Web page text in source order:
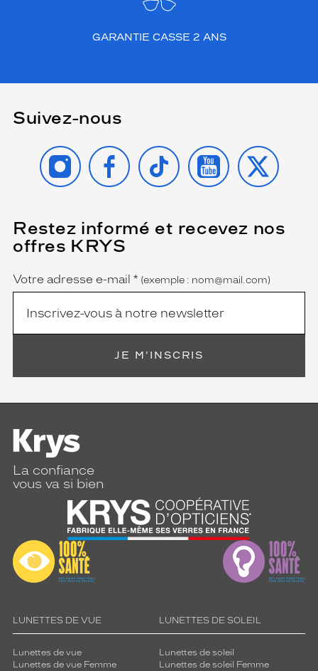
GARANTIE CASSE 2 ANS
Suivez-nous
INSTAGRAMFACEBOOK
TIKTOK YOUTUBE
X
Restez informé et recevez nos
offres KRYS
Name
Votre adresse e-mail *
(Ce
champ
est
obligatoire)
(exemple : nom@mail.com)
JE M'INSCRIS
La confiance
vous va si bien
LUNETTES DE VUE
Lunettes de vue
Lunettes de vue Femme
LUNETTES DE SOLEIL
Lunettes de soleil
Lunettes de soleil Femme